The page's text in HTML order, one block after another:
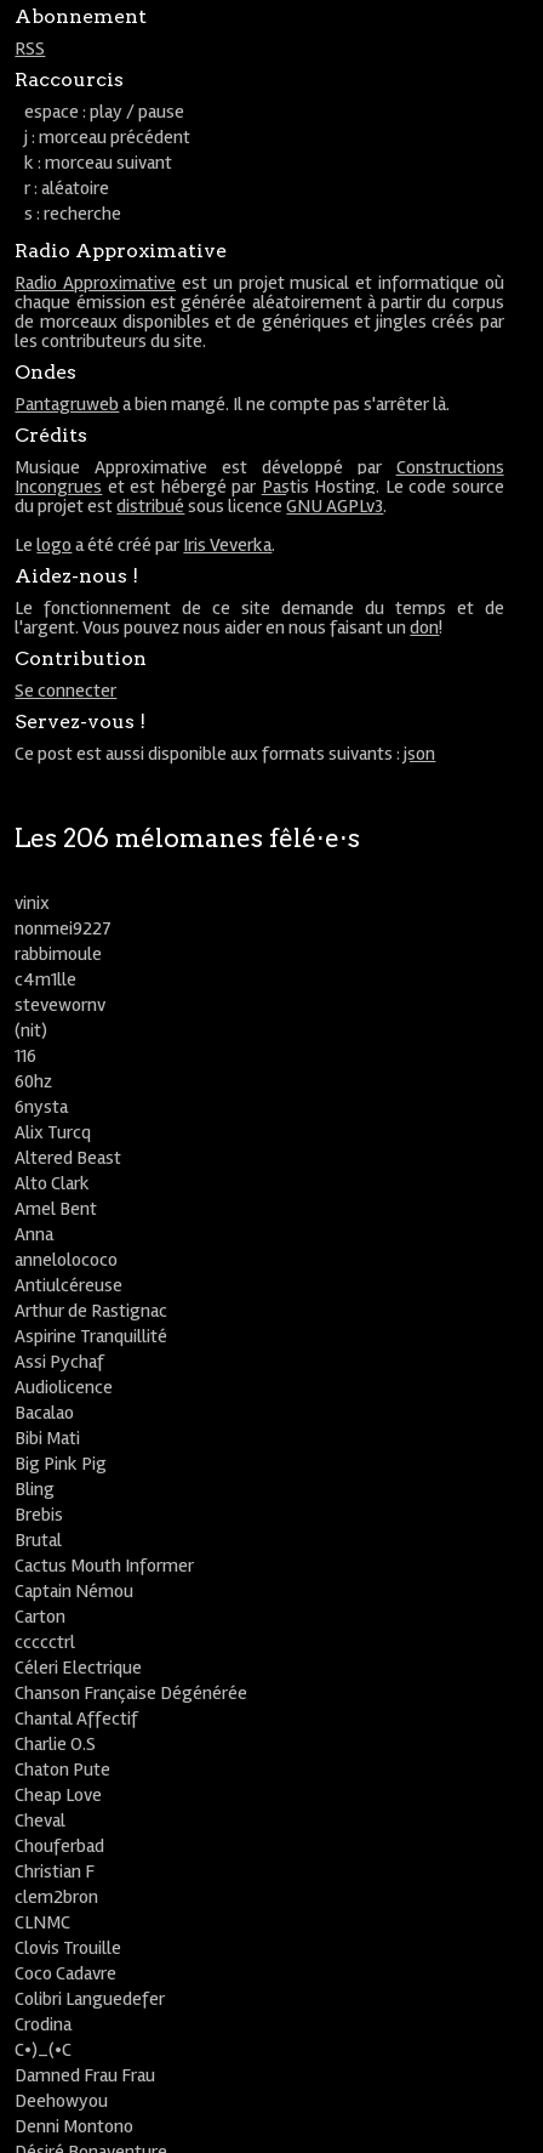
Abonnement
RSS
Raccourcis
espace : play / pause
j : morceau précédent
k : morceau suivant
r : aléatoire
s : recherche
Radio Approximative
Radio Approximative est un projet musical et informatique où
chaque émission est générée aléatoirement à partir du corpus
de morceaux disponibles et de génériques et jingles créés par
les contributeurs du site.
Ondes
Pantagruweb a bien mangé. Il ne compte pas s'arrêter là.
Crédits
Musique Approximative est développé par Constructions
Incongrues et est hébergé par Pastis Hosting. Le code source
du projet estdistribué sous licenceGNU AGPLv3.
Lelogo a été créé par Iris Veverka.
Aidez-nous !
Le fonctionnement de ce site demande du temps et de
l'argent. Vous pouvez nous aider en nous faisant undon!
Contribution
Se connecter
Servez-vous !
Ce post est aussi disponible aux formats suivants :json
Les 206 mélomanes fêlé⋅e⋅s
vinix
nonmei9227
rabbimoule
c4m1lle
stevewornv
(nit)
116
60hz
6nysta
Alix Turcq
Altered Beast
Alto Clark
Amel Bent
Anna
annelolococo
Antiulcéreuse
Arthur de Rastignac
Aspirine Tranquillité
Assi Pychaf
Audiolicence
Bacalao
Bibi Mati
Big Pink Pig
Bling
Brebis
Brutal
Cactus Mouth Informer
Captain Némou
Carton
ccccctrl
Céleri Electrique
Chanson Française Dégénérée
Chantal Affectif
Charlie O.S
Chaton Pute
Cheap Love
Cheval
Chouferbad
Christian F
clem2bron
CLNMC
Clovis Trouille
Coco Cadavre
Colibri Languedefer
Crodina
C•)_(•C
Damned Frau Frau
Deehowyou
Denni Montono